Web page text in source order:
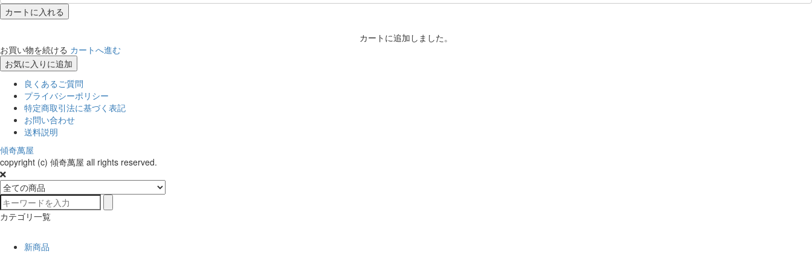
カートに入れる
カートに追加しました。
お買い物を続ける カートへ進む
お気に入りに追加
良くあるご質問
プライバシーポリシー
特定商取引法に基づく表記
お問い合わせ
送料説明
傾奇萬屋
copyright (c) 傾奇萬屋 all rights reserved.
カテゴリ一覧
新商品